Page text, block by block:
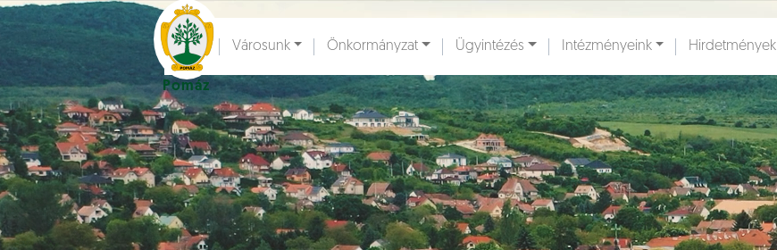
Pomáz
Ugrás a fő tartalomhoz
Városunk Önkormányzat Ügyintézés Intézményeink Hirdetmények
Hírek [] Események [ ] Dokumentumok []